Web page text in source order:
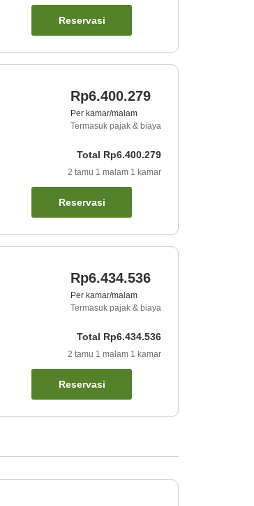
Reservasi
Rp6.400.279
Per kamar/malam
Termasuk pajak & biaya
Total Rp6.400.279
2 tamu 1 malam 1 kamar
Reservasi
Rp6.434.536
Per kamar/malam
Termasuk pajak & biaya
Total Rp6.434.536
2 tamu 1 malam 1 kamar
Reservasi